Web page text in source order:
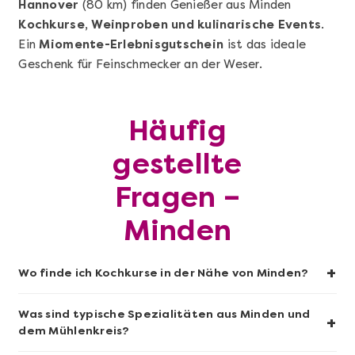
Mehr anzeigen
Pasta Selber Machen - DIY-Set
Mehr anzeigen
Hannover (80 km) finden Genießer aus Minden
Kochkurse, Weinproben und kulinarische Events.
EinMiomente-Erlebnisgutschein ist das ideale
Geschenk für Feinschmecker an der Weser.
Häufig
gestellte
Fragen –
Minden
Wo finde ich Kochkurse in der Nähe von Minden? +
Was sind typische Spezialitäten aus Minden und
dem Mühlenkreis?
+